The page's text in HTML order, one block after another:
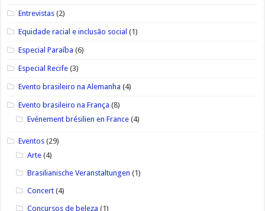
Entrevistas (2)
Equidade racial e inclusão social (1)
Especial Paraíba (6)
Especial Recife (3)
Evento brasileiro na Alemanha (4)
Evento brasileiro na França (8)
Evénement brésilien en France (4)
Eventos (29)
Arte (4)
Brasilianische Veranstaltungen (1)
Concert (4)
Concursos de beleza (1)